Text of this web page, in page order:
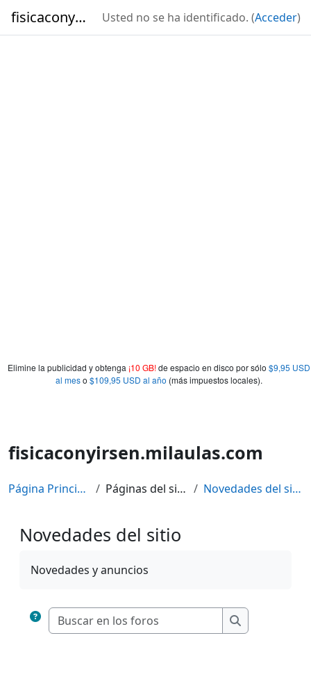
Elimine la publicidad y obtenga ¡10 GB!de espacio en disco por sólo $9,95 USD
al meso $109,95 USD al año (más impuestos locales).
fisicaconyirsen Usted no se ha identificado. (Acceder)
fisicaconyirsen.milaulas.com
Página Principal Páginas del sitio Novedades del sitio
Novedades del sitio
Novedades y anuncios
Buscar en los
Buscar en los